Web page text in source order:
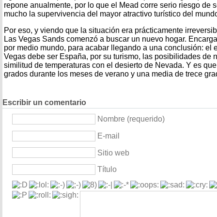
repone anualmente, por lo que el Mead corre serio riesgo de
mucho la supervivencia del mayor atractivo turístico del
Por eso, y viendo que la situación era prácticamente
Las Vegas Sands comenzó a buscar un nuevo hogar.
por medio mundo, para acabar llegando a una conclusión: el
Vegas debe ser España, por su turismo, las posibilidades de
similitud de temperaturas con el desierto de Nevada. Y es
grados durante los meses de verano y una media de trece
Escribir un comentario
Nombre (requerido)
E-mail
Sitio web
Título